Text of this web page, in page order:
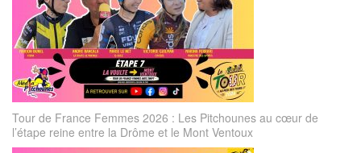
Tour de France Femmes 2026 : Les Pitchounes au cœur de
l’étape reine entre la Drôme et le Mont Ventoux